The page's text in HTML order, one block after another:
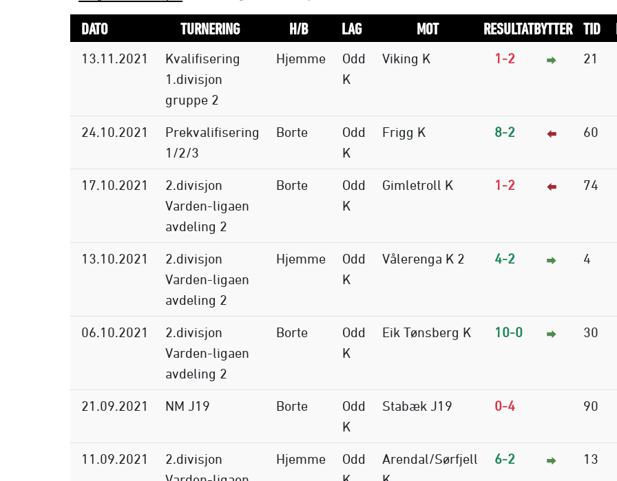
DATO TURNERING H/B LAG MOT RESULTATBYTTER TID
13.11.2021
Kvalifisering
1.divisjon
gruppe 2
Hjemme
Odd
K
Viking K 1-2 21
24.10.2021
Prekvalifisering
1/2/3
Borte
Odd
K
Frigg K 8-2 60
17.10.2021
2.divisjon
Varden-ligaen
avdeling 2
Borte
Odd
K
Gimletroll K 1-2 74
13.10.2021
2.divisjon
Varden-ligaen
avdeling 2
Hjemme
Odd
K
Vålerenga K 2 4-2 4
06.10.2021
2.divisjon
Varden-ligaen
avdeling 2
Borte
Odd
K
Eik Tønsberg K 10-0 30
21.09.2021 NM J19 Borte
Odd
K
Stabæk J19 0-4 90
11.09.2021
2.divisjon
Hjemme
Odd
Arendal/Sørfjell
6-2 13